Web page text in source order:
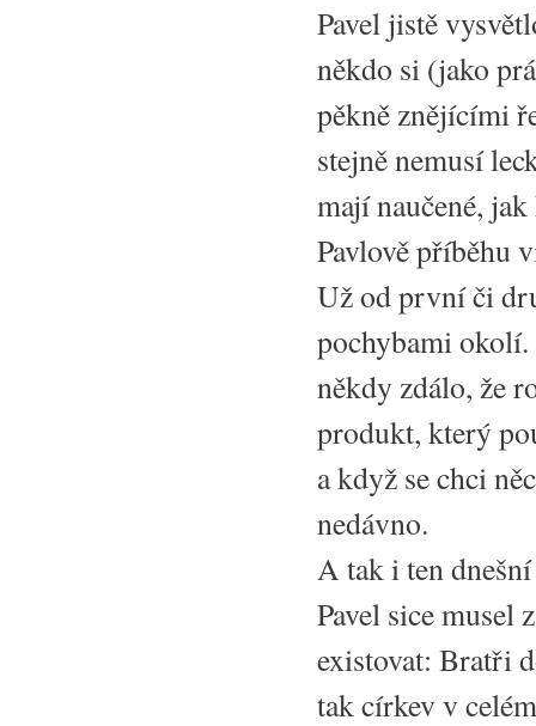
Pavel jistě
někdo si (jako
pěkně znějícími
stejně nemusí
mají naučené,
Pavlově příběhu
Už od první či
pochybami okolí.
někdy zdálo, že
produkt, který
a když se chci
nedávno.
A tak i ten
Pavel sice
existovat: Bratři
tak církev v